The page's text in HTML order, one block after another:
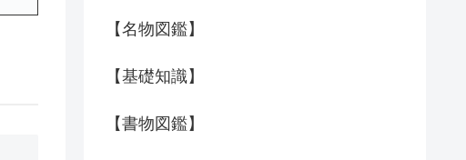
【名物図鑑】
【基礎知識】
【書物図鑑】